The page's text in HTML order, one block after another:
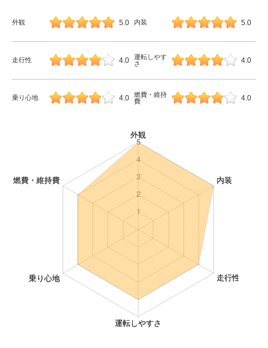
外観 5.0 内装 5.0
走行性 4.0
運転しやす
さ
4.0
乗り心地 4.0
燃費・維持
費
4.0